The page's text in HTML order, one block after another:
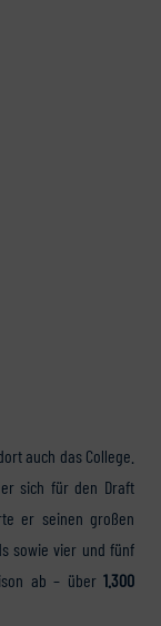
auch das College.
sich für den Draft
er seinen großen
sowie vier und fünf
ab – über 1.300